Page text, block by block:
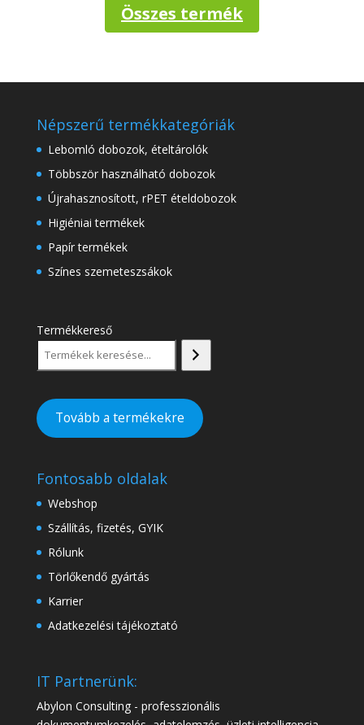
Összes termék
Népszerű termékkategóriák
Lebomló dobozok, ételtárolók
Többször használható dobozok
Újrahasznosított, rPET ételdobozok
Higiéniai termékek
Papír termékek
Színes szemeteszsákok
Termékkereső
Tovább a termékekre
Fontosabb oldalak
Webshop
Szállítás, fizetés, GYIK
Rólunk
Törlőkendő gyártás
Karrier
Adatkezelési tájékoztató
IT Partnerünk:
Abylon Consulting - professzionális